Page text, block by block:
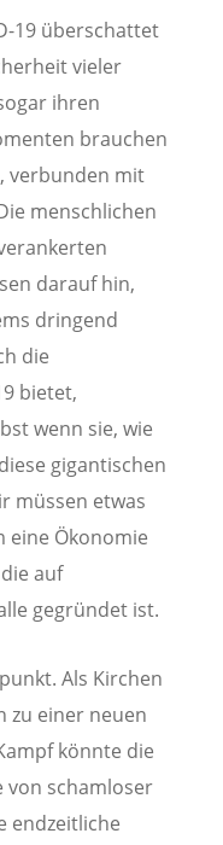
19 überschattet
vieler
ihren
brauchen
verbunden mit
menschlichen
darauf hin,
dringend
die
bietet,
wenn sie, wie
gigantischen
müssen etwas
eine Ökonomie
auf
gegründet ist.
Als Kirchen
zu einer neuen
könnte die
von schamloser
endzeitliche